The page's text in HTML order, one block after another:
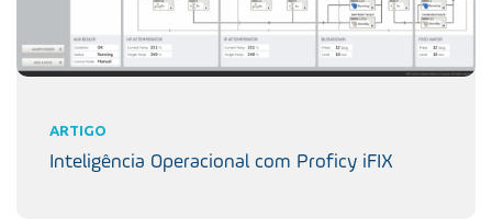
ARTIGO
Inteligência Operacional com Proficy iFIX